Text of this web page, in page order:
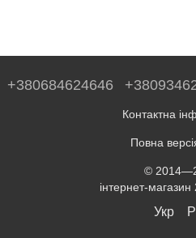
+380684624646
Контактна
Повна
©
інтернет-
Укр